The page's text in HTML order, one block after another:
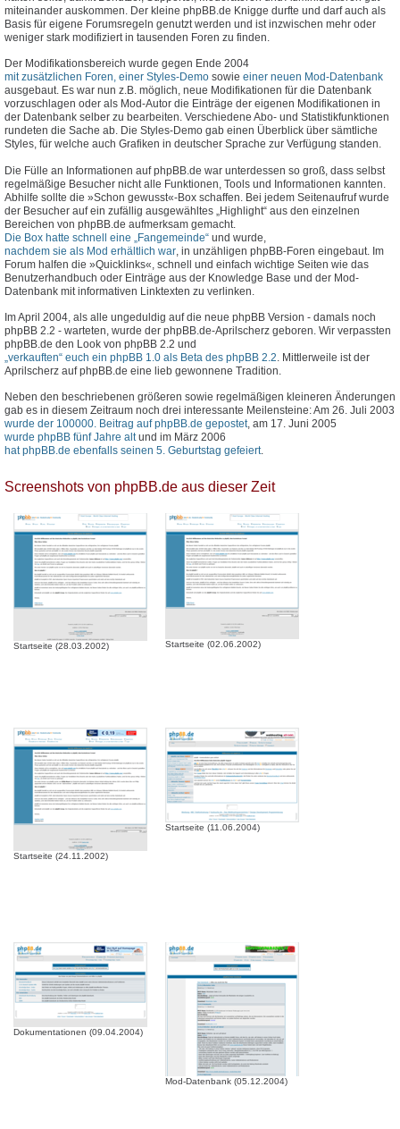
miteinander auskommen. Der kleine phpBB.de Knigge durfte und darf auch als
Basis für eigene Forumsregeln genutzt werden und ist inzwischen mehr oder
weniger stark modifiziert in tausenden Foren zu finden.
Der Modifikationsbereich wurde gegen Ende 2004
mit zusätzlichen Foren, einer Styles-Demo sowie einer neuen Mod-Datenbank
ausgebaut. Es war nun z.B. möglich, neue Modifikationen für die Datenbank
vorzuschlagen oder als Mod-Autor die Einträge der eigenen Modifikationen in
der Datenbank selber zu bearbeiten. Verschiedene Abo- und Statistikfunktionen
rundeten die Sache ab. Die Styles-Demo gab einen Überblick über sämtliche
Styles, für welche auch Grafiken in deutscher Sprache zur Verfügung standen.
Die Fülle an Informationen auf phpBB.de war unterdessen so groß, dass selbst
regelmäßige Besucher nicht alle Funktionen, Tools und Informationen kannten.
Abhilfe sollte die »Schon gewusst«-Box schaffen. Bei jedem Seitenaufruf wurde
der Besucher auf ein zufällig ausgewähltes „Highlight“ aus den einzelnen
Bereichen von phpBB.de aufmerksam gemacht.
Die Box hatte schnell eine „Fangemeinde“ und wurde,
nachdem sie als Mod erhältlich war , in unzähligen phpBB-Foren eingebaut. Im
Forum halfen die »Quicklinks«, schnell und einfach wichtige Seiten wie das
Benutzerhandbuch oder Einträge aus der Knowledge Base und der Mod-
Datenbank mit informativen Linktexten zu verlinken.
Im April 2004, als alle ungeduldig auf die neue phpBB Version - damals noch
phpBB 2.2 - warteten, wurde der phpBB.de-Aprilscherz geboren. Wir verpassten
phpBB.de den Look von phpBB 2.2 und
„verkauften“ euch ein phpBB 1.0 als Beta des phpBB 2.2. Mittlerweile ist der
Aprilscherz auf phpBB.de eine lieb gewonnene Tradition.
Neben den beschriebenen größeren sowie regelmäßigen kleineren Änderungen
gab es in diesem Zeitraum noch drei interessante Meilensteine: Am 26. Juli 2003
wurde der 100000. Beitrag auf phpBB.de gepostet, am 17. Juni 2005
wurde phpBB fünf Jahre altund im März 2006
hat phpBB.de ebenfalls seinen 5. Geburtstag gefeiert.
Screenshots von phpBB.de aus dieser Zeit
Startseite (28.03.2002) Startseite (02.06.2002)
Startseite (24.11.2002)
Startseite (11.06.2004)
Dokumentationen (09.04.2004)
Mod-Datenbank (05.12.2004)